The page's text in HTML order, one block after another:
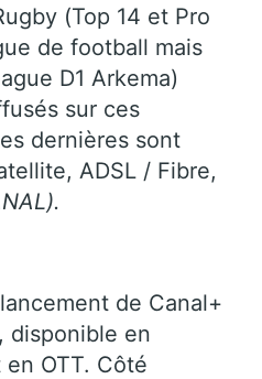
(Top 14 et Pro
de football mais
D1 Arkema)
sur ces
dernières sont
ADSL / Fibre,
de Canal+
disponible en
OTT. Côté